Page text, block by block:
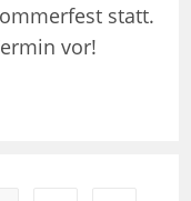
statt.
vor!